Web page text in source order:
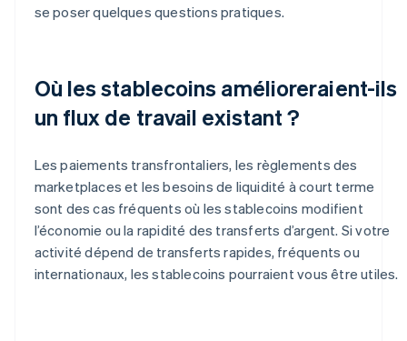
se poser quelques questions pratiques.
Où les stablecoins amélioreraient-ils
un flux de travail existant ?
Les paiements transfrontaliers, les règlements des
marketplaces et les besoins de liquidité à court terme
sont des cas fréquents où les stablecoins modifient
l’économie ou la rapidité des transferts d’argent. Si votre
activité dépend de transferts rapides, fréquents ou
internationaux, les stablecoins pourraient vous être utiles.